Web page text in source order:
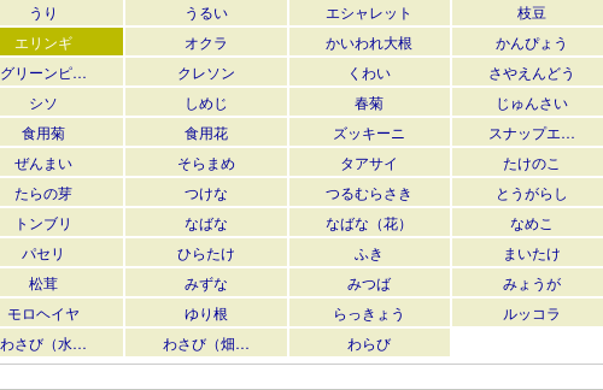
うり うるい エシャレット
枝豆
エリンギ オクラ かいわれ大根
かんぴょう
グリーンピ… クレソン くわい
さやえんどう
シソ しめじ 春菊
じゅんさい
食用菊 食用花 ズッキーニ
スナップエ…
ぜんまい そらまめ タアサイ
たけのこ
たらの芽 つけな つるむらさき
とうがらし
トンブリ なばな なばな（花）
なめこ
パセリ ひらたけ ふき
まいたけ
松茸 みずな みつば
みょうが
モロヘイヤ ゆり根 らっきょう
ルッコラ
わさび（水… わさび（畑… わらび